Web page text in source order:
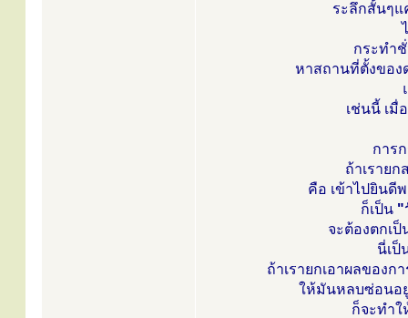
ระลึกสั้นๆแ
กระทำ
หาสถานที่ตั้งของ
เช่นนี้ เมื่
การ
ถ้าเราย
คือ เข้าไปยินดี
ก็เป็น "
จะต้องตกเ
นี่เป็
ถ้าเรายกเอาผลของ
ให้มันหลบซ่อนอ
ก็จะทำใ